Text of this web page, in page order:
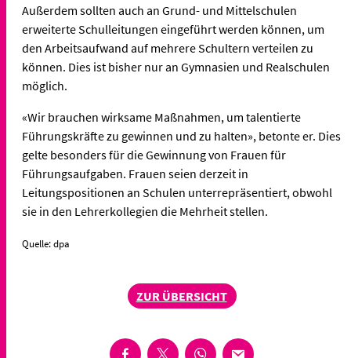
Außerdem sollten auch an Grund- und Mittelschulen
erweiterte Schulleitungen eingeführt werden können, um
den Arbeitsaufwand auf mehrere Schultern verteilen zu
können. Dies ist bisher nur an Gymnasien und Realschulen
möglich.
«Wir brauchen wirksame Maßnahmen, um talentierte
Führungskräfte zu gewinnen und zu halten», betonte er. Dies
gelte besonders für die Gewinnung von Frauen für
Führungsaufgaben. Frauen seien derzeit in
Leitungspositionen an Schulen unterrepräsentiert, obwohl
sie in den Lehrerkollegien die Mehrheit stellen.
Quelle: dpa
ZUR ÜBERSICHT